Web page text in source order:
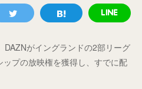
がイングランドの2部リーグ
プの放映権を獲得し、すでに配